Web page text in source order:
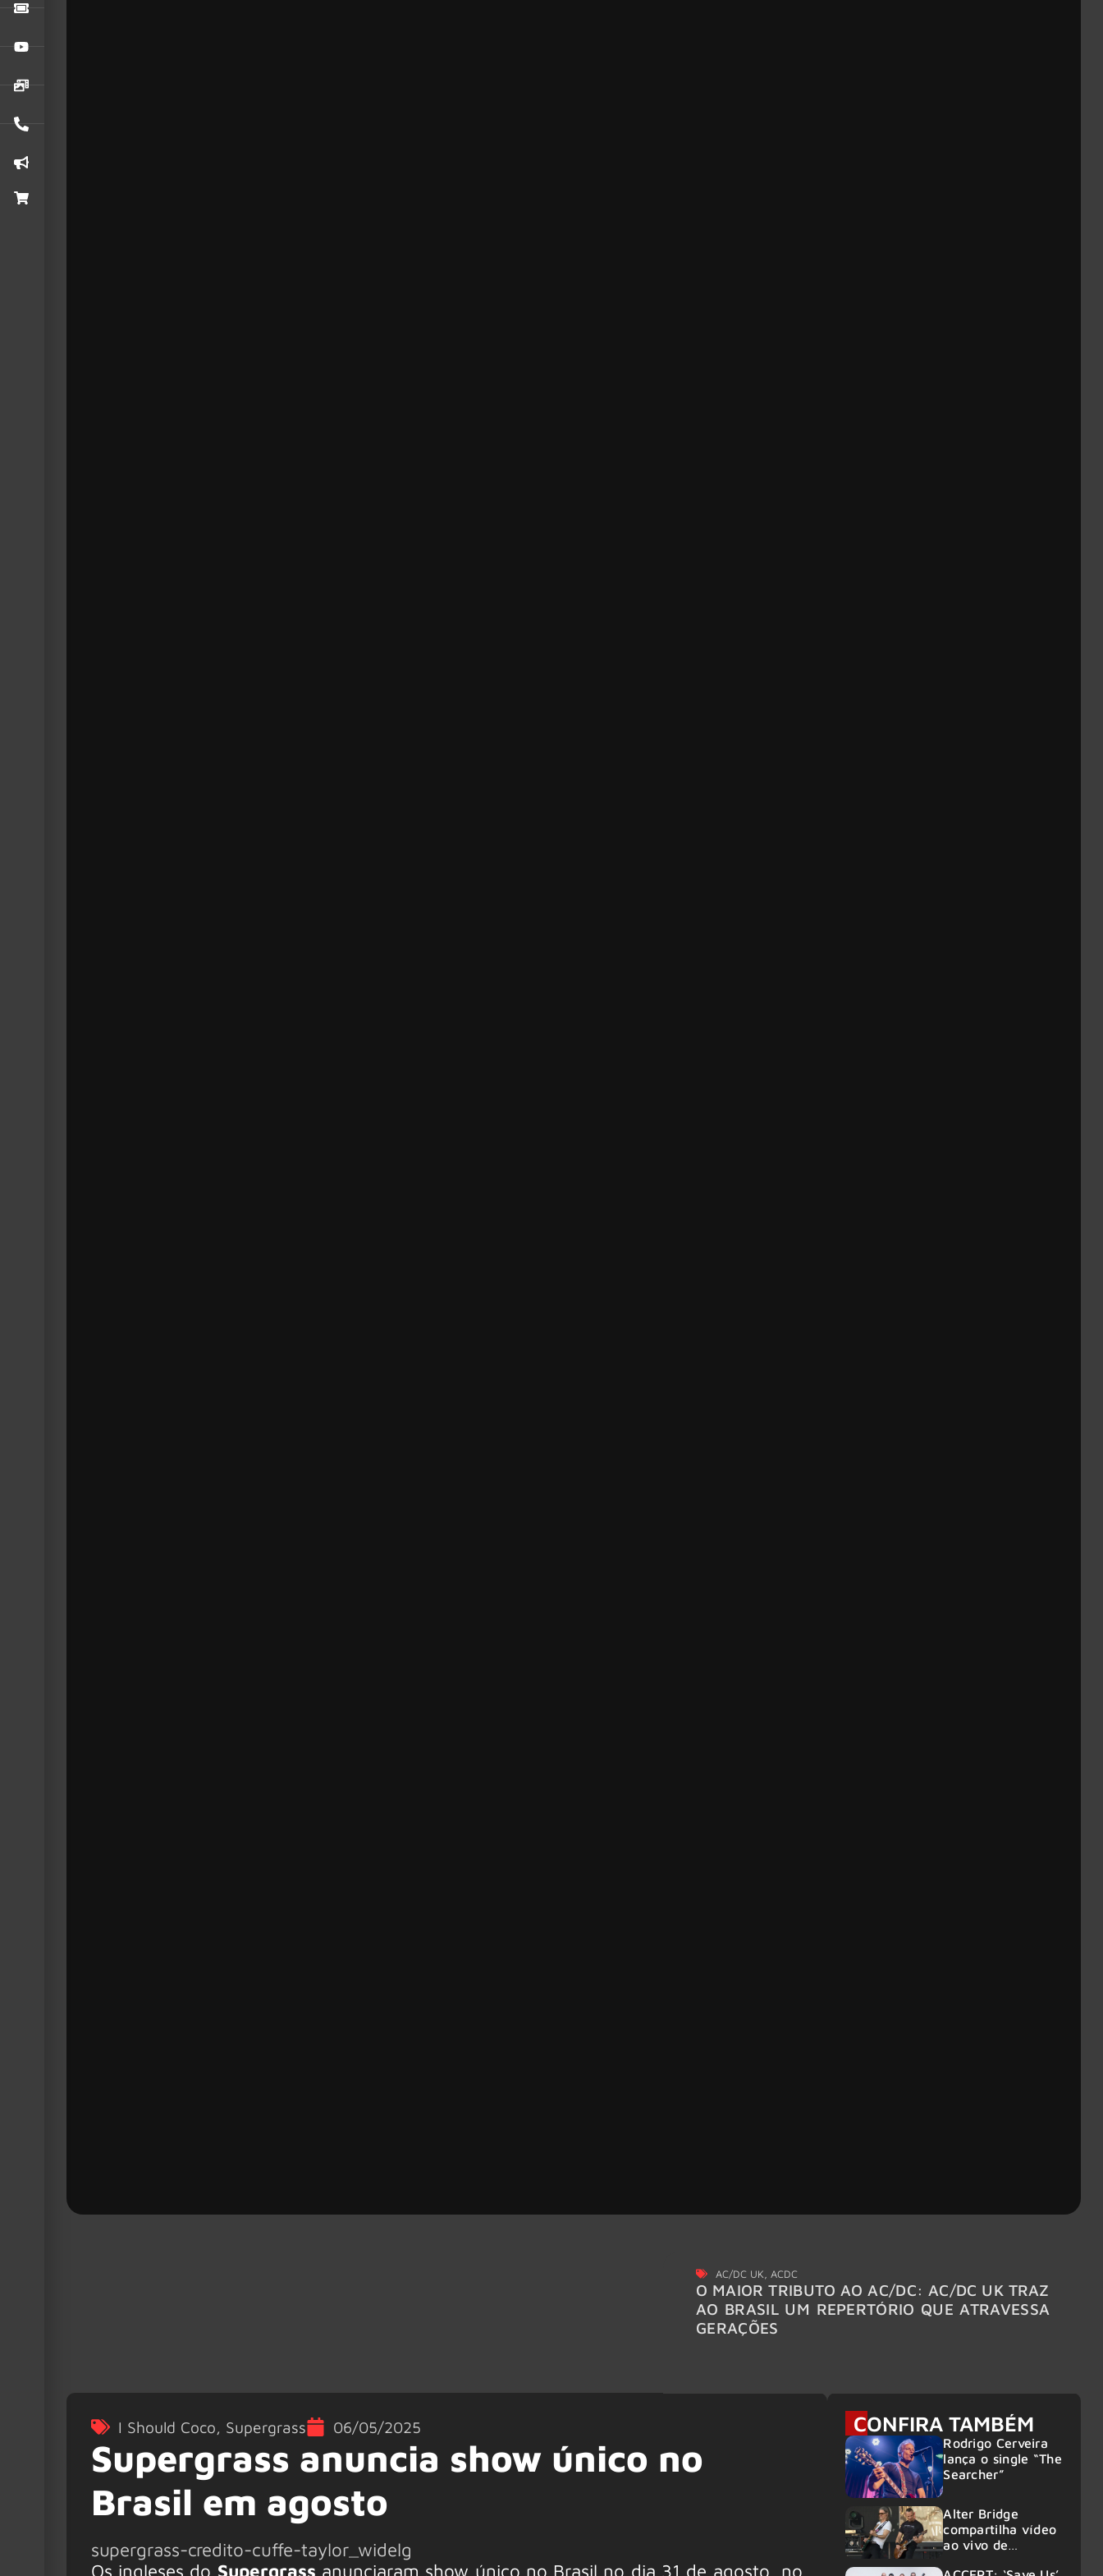
AC/DC UK ACDC
O MAIOR TRIBUTO AO AC/DC: AC/DC UK TRAZ
AO BRASIL UM REPERTÓRIO QUE ATRAVESSA
GERAÇÕES
I Should Coco, Supergrass 06/05/2025
Supergrass anuncia show único no
Brasil em agosto
supergrass-credito-cuffe-taylor_widelg
Os ingleses do Supergrass anunciaram show único no Brasil no dia 31 de agosto, no
CONFIRA TAMBÉM
Rodrigo Cerveira
lança o single “The
Searcher”
Alter Bridge
compartilha vídeo
ao vivo de